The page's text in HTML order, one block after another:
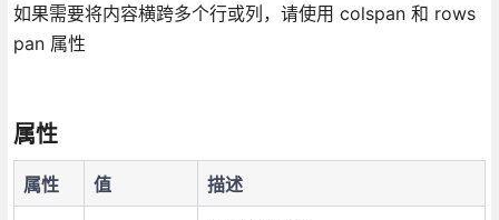
如果需要将内容横跨多个行或列，请使用 colspan 和 rows
pan 属性
属性
属性 值 描述